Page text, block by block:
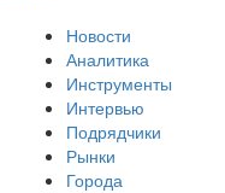
Новости
Аналитика
Инструменты
Интервью
Подрядчики
Рынки
Города